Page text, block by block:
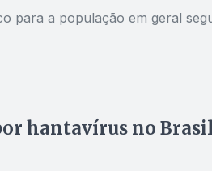
para a população em geral
hantavírus no